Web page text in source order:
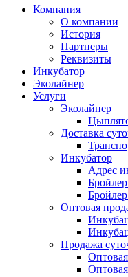
Компания
О компании
История
Партнеры
Реквизиты
Инкубатор
Эколайнер
Услуги
Эколайнер
Доставка
Инкубатор
Адрес
Оптовая
Продажа